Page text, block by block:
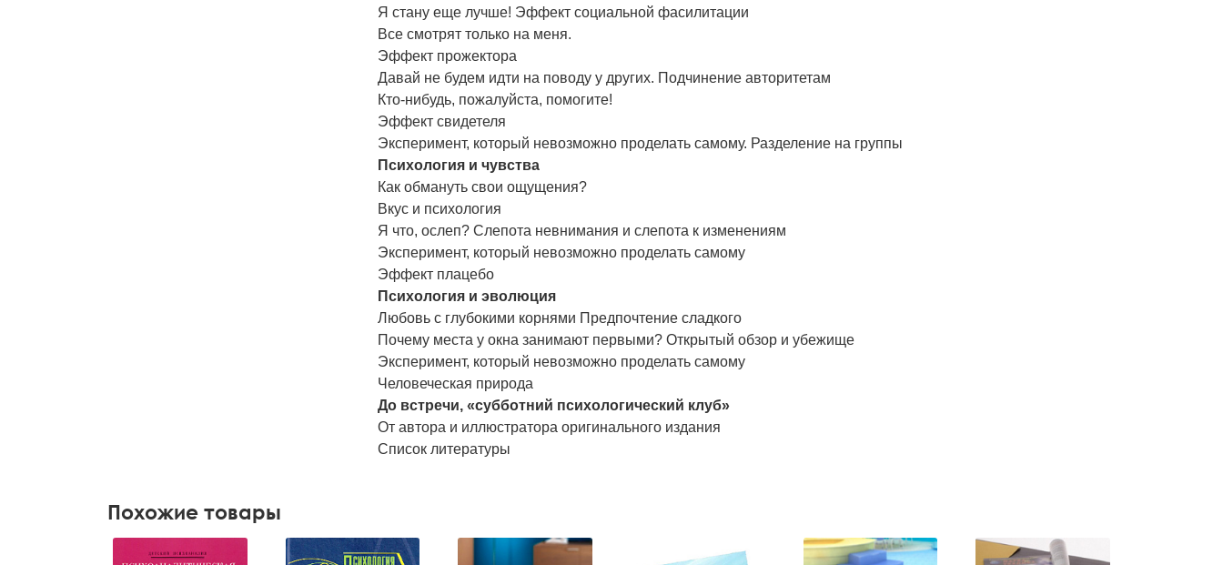
Я стану еще лучше! Эффект социальной фасилитации
Все смотрят только на меня.
Эффект прожектора
Давай не будем идти на поводу у других. Подчинение авторитетам
Кто-нибудь, пожалуйста, помогите!
Эффект свидетеля
Эксперимент, который невозможно проделать самому. Разделение на группы
Психология и чувства
Как обмануть свои ощущения?
Вкус и психология
Я что, ослеп? Слепота невнимания и слепота к изменениям
Эксперимент, который невозможно проделать самому
Эффект плацебо
Психология и эволюция
Любовь с глубокими корнями Предпочтение сладкого
Почему места у окна занимают первыми? Открытый обзор и убежище
Эксперимент, который невозможно проделать самому
Человеческая природа
Дo встречи, «субботний психологический клуб»
От автора и иллюстратора оригинального издания
Список литературы
Похожие товары